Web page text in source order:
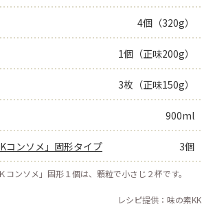
4個（320g）
1個（正味200g）
3枚（正味150g）
900ml
コンソメ」固形タイプ 3個
コンソメ」固形１個は、顆粒で小さじ２杯です。
レシピ提供：味の素KK